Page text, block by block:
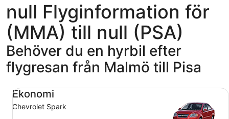
null Flyginformation för
(MMA) till null (PSA)
Behöver du en hyrbil efter
flygresan från Malmö till Pisa
Ekonomi
Chevrolet Spark
Ekonomi Chevrolet Spark